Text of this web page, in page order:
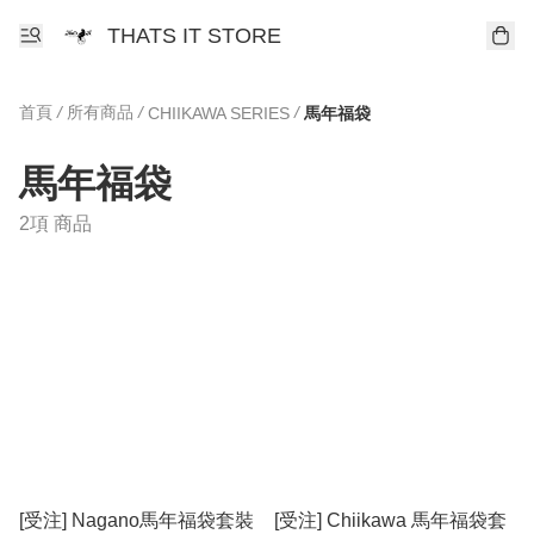
THATS IT STORE
首頁 / 所有商品 / CHIIKAWA SERIES / 馬年福袋
馬年福袋
2項 商品
[受注] Nagano馬年福袋套裝
[受注] Chiikawa 馬年福袋套